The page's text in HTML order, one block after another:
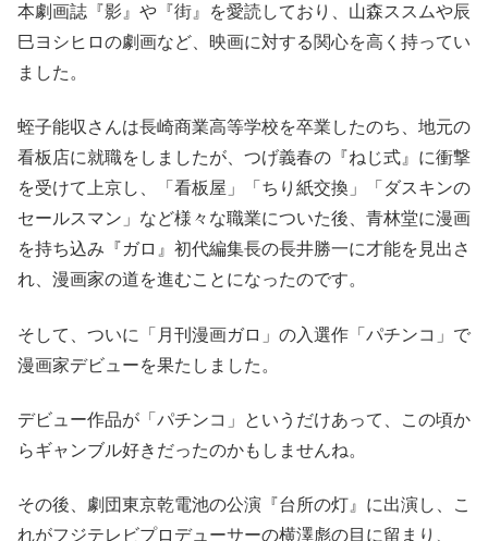
本劇画誌『影』や『街』を愛読しており、山森ススムや辰
巳ヨシヒロの劇画など、映画に対する関心を高く持ってい
ました。
蛭子能収さんは長崎商業高等学校を卒業したのち、地元の
看板店に就職をしましたが、つげ義春の『ねじ式』に衝撃
を受けて上京し、「看板屋」「ちり紙交換」「ダスキンの
セールスマン」など様々な職業についた後、青林堂に漫画
を持ち込み『ガロ』初代編集長の長井勝一に才能を見出さ
れ、漫画家の道を進むことになったのです。
そして、ついに「月刊漫画ガロ」の入選作「パチンコ」で
漫画家デビューを果たしました。
デビュー作品が「パチンコ」というだけあって、この頃か
らギャンブル好きだったのかもしませんね。
その後、劇団東京乾電池の公演『台所の灯』に出演し、こ
れがフジテレビプロデューサーの横澤彪の目に留まり、